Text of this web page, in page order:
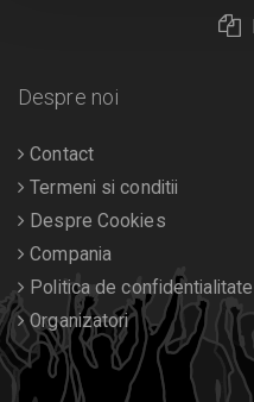
Despre noi
Contact
Termeni si conditii
Despre Cookies
Compania
Politica de confidentialitate
Organizatori